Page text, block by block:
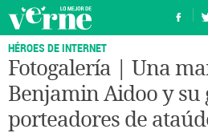
HÉROES DE INTERNET
Fotogalería | Una
Benjamin Aidoo y su
porteadores de